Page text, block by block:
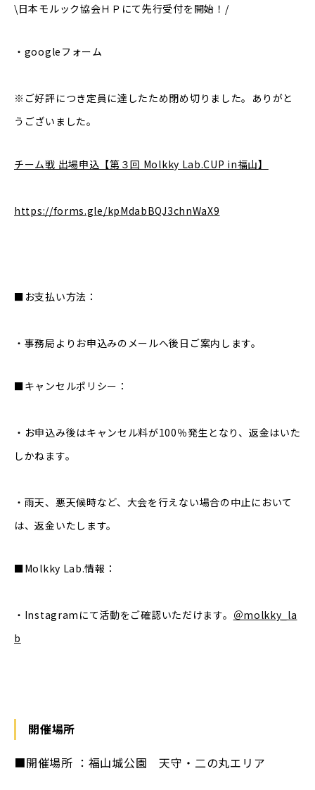
\日本モルック協会ＨＰにて先行受付を開始！/
・googleフォーム
※ご好評につき定員に達したため閉め切りました。ありがと
うございました。
チーム戦 出場申込【第３回 Molkky Lab.CUP in福山】
https://forms.gle/kpMdabBQJ3chnWaX9
■お支払い方法：
・事務局よりお申込みのメールへ後日ご案内します。
■キャンセルポリシー：
・お申込み後はキャンセル料が100％発生となり、返金はいた
しかねます。
・雨天、悪天候時など、大会を行えない場合の中止において
は、返金いたします。
■Molkky Lab.情報：
・Instagramにて活動をご確認いただけます。 ＠molkky_la
b
開催場所
■開催場所 ：福山城公園 天守・二の丸エリア